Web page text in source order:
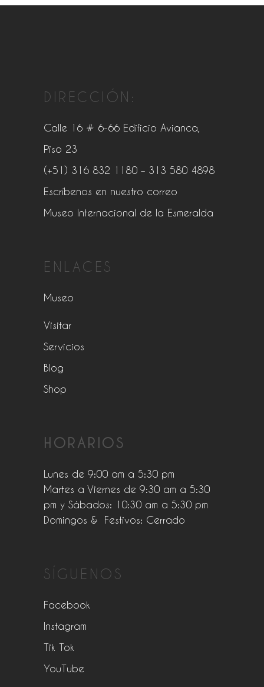
DIRECCIÓN:
Calle 16 # 6-66 Edificio Avianca,
Piso 23
(+51) 316 832 1180 – 313 580 4898
Escríbenos en nuestro correo
Museo Internacional de la Esmeralda
ENLACES
Museo
Visitar
Servicios
Blog
Shop
HORARIOS
Lunes de 9:00 am a 5:30 pm
Martes a Viernes de 9:30 am a 5:30
pm y Sábados: 10:30 am a 5:30 pm
Domingos & Festivos: Cerrado
SÍGUENOS
Facebook
Instagram
Tik Tok
YouTube